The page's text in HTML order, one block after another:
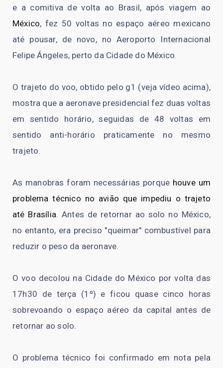
e a comitiva de volta ao Brasil, após viagem ao
México, fez 50 voltas no espaço aéreo mexicano
até pousar, de novo, no Aeroporto Internacional
Felipe Ángeles, perto da Cidade do México.
O trajeto do voo, obtido pelo g1 (veja vídeo acima),
mostra que a aeronave presidencial fez duas voltas
em sentido horário, seguidas de 48 voltas em
sentido anti-horário praticamente no mesmo
trajeto.
As manobras foram necessárias porque houve um
problema técnico no avião que impediu o trajeto
até Brasília. Antes de retornar ao solo no México,
no entanto, era preciso "queimar" combustível para
reduzir o peso da aeronave.
O voo decolou na Cidade do México por volta das
17h30 de terça (1º) e ficou quase cinco horas
sobrevoando o espaço aéreo da capital antes de
retornar ao solo.
O problema técnico foi confirmado em nota pela